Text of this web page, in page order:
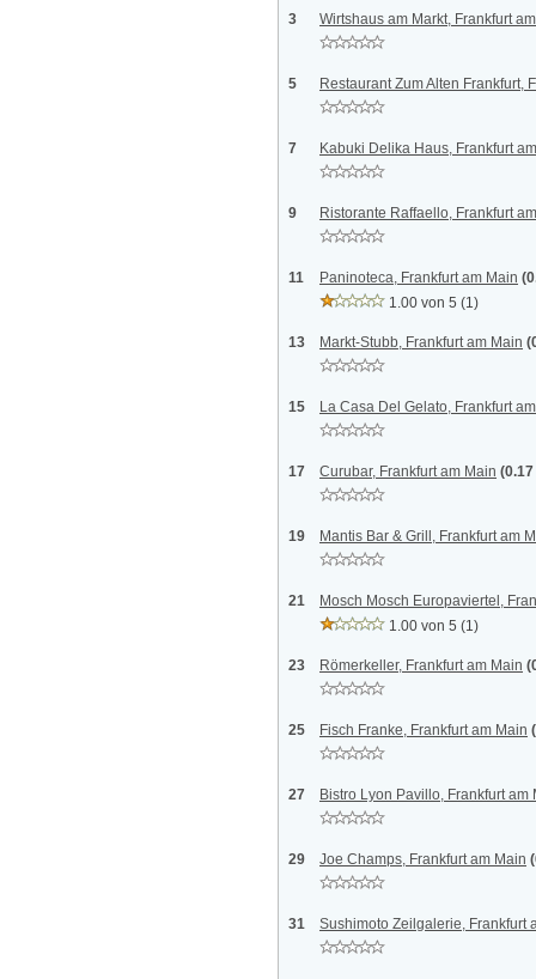
3 Wirtshaus am Markt, Frankfurt
5 Restaurant Zum Alten Frankfurt,
7 Kabuki Delika Haus, Frankfurt
9 Ristorante Raffaello, Frankfurt
11 Paninoteca, Frankfurt am Main
1.00 von 5 (1)
13 Markt-Stubb, Frankfurt am Main
15 La Casa Del Gelato, Frankfurt
17 Curubar, Frankfurt am Main
19 Mantis Bar & Grill, Frankfurt am
21
Mosch Mosch Europaviertel,
1.00 von 5 (1)
23 Römerkeller, Frankfurt am Main
25 Fisch Franke, Frankfurt am Main
27 Bistro Lyon Pavillo, Frankfurt am
29 Joe Champs, Frankfurt am Main
31 Sushimoto Zeilgalerie, Frankfurt